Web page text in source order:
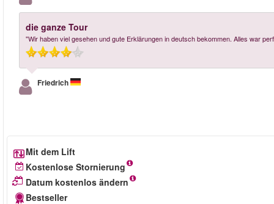
die ganze Tour
"Wir haben viel gesehen und gute Erklärungen in deutsch bekommen. Alles war
Friedrich
Mit dem Lift
Kostenlose Stornierung
Datum kostenlos ändern
Bestseller